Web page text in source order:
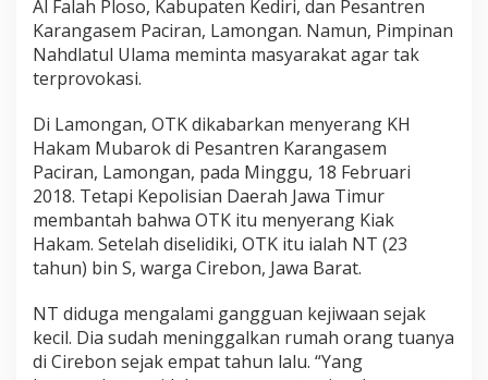
o
r
O
r
g
G
i
l
a
Al Falah Ploso, Kabupaten Kediri, dan Pesantren
Karangasem Paciran, Lamongan. Namun, Pimpinan
Nahdlatul Ulama meminta masyarakat agar tak
terprovokasi.
Di Lamongan, OTK dikabarkan menyerang KH
Hakam Mubarok di Pesantren Karangasem
Paciran, Lamongan, pada Minggu, 18 Februari
2018. Tetapi Kepolisian Daerah Jawa Timur
membantah bahwa OTK itu menyerang Kiak
Hakam. Setelah diselidiki, OTK itu ialah NT (23
tahun) bin S, warga Cirebon, Jawa Barat.
NT diduga mengalami gangguan kejiwaan sejak
kecil. Dia sudah meninggalkan rumah orang tuanya
di Cirebon sejak empat tahun lalu. “Yang